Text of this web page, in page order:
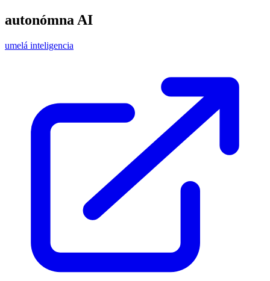
autonómna AI
umelá inteligencia